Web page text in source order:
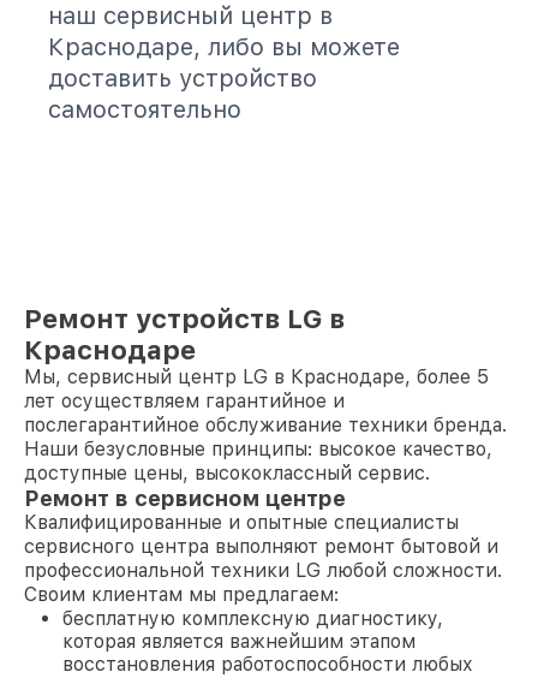
наш сервисный центр в
Краснодаре, либо вы можете
доставить устройство
самостоятельно
Ремонт устройств LG в
Краснодаре
Мы, сервисный центр LG в Краснодаре, более 5
лет осуществляем гарантийное и
послегарантийное обслуживание техники бренда.
Наши безусловные принципы: высокое качество,
доступные цены, высококлассный сервис.
Ремонт в сервисном центре
Квалифицированные и опытные специалисты
сервисного центра выполняют ремонт бытовой и
профессиональной техники LG любой сложности.
Своим клиентам мы предлагаем:
бесплатную комплексную диагностику,
которая является важнейшим этапом
восстановления работоспособности любых